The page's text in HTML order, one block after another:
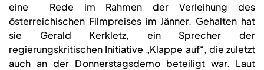
eine Rede im Rahmen der Verleihung des
österreichischen Filmpreises im Jänner. Gehalten hat
sie Gerald Kerkletz, ein Sprecher der
regierungskritischen Initiative „Klappe auf“, die zuletzt
auch an der Donnerstagsdemo beteiligt war. Laut